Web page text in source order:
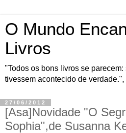
O Mundo
Livros
"Todos os bons livros se
tivessem acontecido de
27/06/2012
[Asa]Novidade "O
Sophia",de Susanna